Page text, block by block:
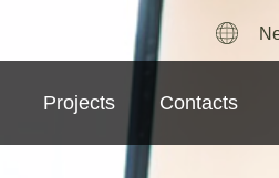
Projects Contacts